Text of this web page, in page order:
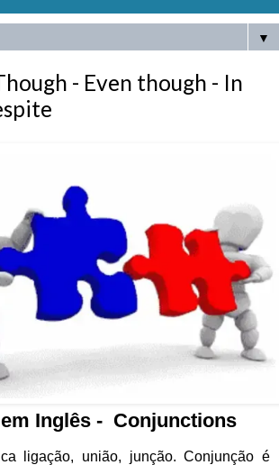
▼
- Even though - In
Inglês - Conjunctions
ligação, união, junção. Conjunção é